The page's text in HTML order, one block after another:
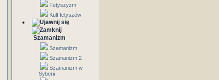
Fetyszyzm
Kult fetyszów
Szamanizm
Szamanizm
Szamanizm 2
Szamanizm w
Syberii